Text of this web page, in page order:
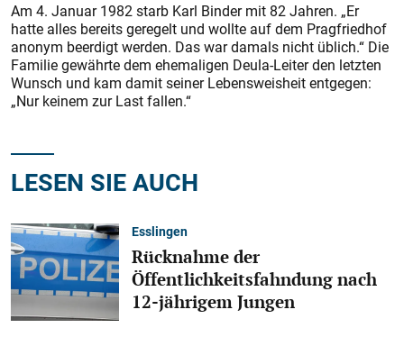
Am 4. Januar 1982 starb Karl Binder mit 82 Jahren. „Er
hatte alles bereits geregelt und wollte auf dem Pragfriedhof
anonym beer­digt werden. Das war damals nicht üblich.“ Die
Familie gewährte dem ehemaligen Deula-Leiter den letzten
Wunsch und kam damit seiner Lebensweisheit entgegen:
„Nur keinem zur Last fallen.“
LESEN SIE AUCH
Esslingen
Rücknahme der
Öffentlichkeitsfahndung nach
12-jährigem Jungen